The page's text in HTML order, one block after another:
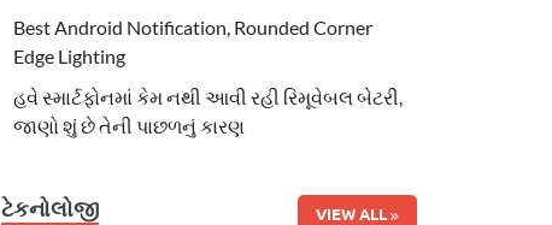
Best Android Notification, Rounded Corner
Edge Lighting
હવે સ્માર્ટફોનમાં કેમ નથી આવી રહી રિમૂવેબલ બેટરી,
જાણો શું છે તેની પાછળનું કારણ
ટેકનોલોજી VIEW ALL